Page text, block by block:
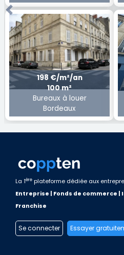
198 €/m²/an
100 m²
Bureaux à louer
Bordeaux
Previous
La 1ère plateforme dédiée aux
Entreprise | Fonds de commerce |
Franchise
Se connecter Essayer